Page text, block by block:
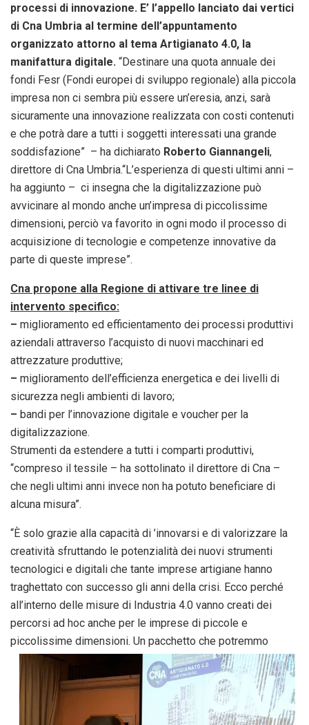
processi di innovazione. E’ l’appello lanciato dai vertici
di Cna Umbria al termine dell’appuntamento
organizzato attorno al tema Artigianato 4.0, la
manifattura digitale. “Destinare una quota annuale dei
fondi Fesr (Fondi europei di sviluppo regionale) alla piccola
impresa non ci sembra più essere un’eresia, anzi, sarà
sicuramente una innovazione realizzata con costi contenuti
e che potrà dare a tutti i soggetti interessati una grande
soddisfazione” – ha dichiarato Roberto Giannangeli,
direttore di Cna Umbria.“L’esperienza di questi ultimi anni –
ha aggiunto – ci insegna che la digitalizzazione può
avvicinare al mondo anche un’impresa di piccolissime
dimensioni, perciò va favorito in ogni modo il processo di
acquisizione di tecnologie e competenze innovative da
parte di queste imprese”.
Cna propone alla Regione di attivare tre linee di
intervento specifico:
– miglioramento ed efficientamento dei processi produttivi
aziendali attraverso l’acquisto di nuovi macchinari ed
attrezzature produttive;
– miglioramento dell’efficienza energetica e dei livelli di
sicurezza negli ambienti di lavoro;
– bandi per l’innovazione digitale e voucher per la
digitalizzazione.
Strumenti da estendere a tutti i comparti produttivi,
“compreso il tessile – ha sottolinato il direttore di Cna –
che negli ultimi anni invece non ha potuto beneficiare di
alcuna misura”.
“È solo grazie alla capacità di ’innovarsi e di valorizzare la
creatività sfruttando le potenzialità dei nuovi strumenti
tecnologici e digitali che tante imprese artigiane hanno
traghettato con successo gli anni della crisi. Ecco perché
all’interno delle misure di Industria 4.0 vanno creati dei
percorsi ad hoc anche per le imprese di piccole e
piccolissime dimensioni. Un pacchetto che potremmo